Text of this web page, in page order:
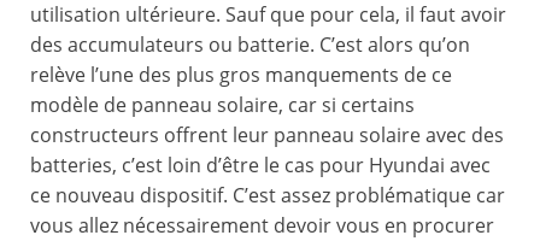
utilisation ultérieure. Sauf que pour cela, il faut avoir
des accumulateurs ou batterie. C’est alors qu’on
relève l’une des plus gros manquements de ce
modèle de panneau solaire, car si certains
constructeurs offrent leur panneau solaire avec des
batteries, c’est loin d’être le cas pour Hyundai avec
ce nouveau dispositif. C’est assez problématique car
vous allez nécessairement devoir vous en procurer